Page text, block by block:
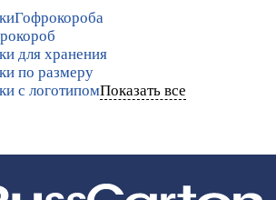
Гофрокороба
для хранения
по размеру
с логотипомПоказать все